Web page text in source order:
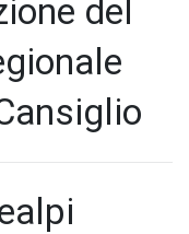
del